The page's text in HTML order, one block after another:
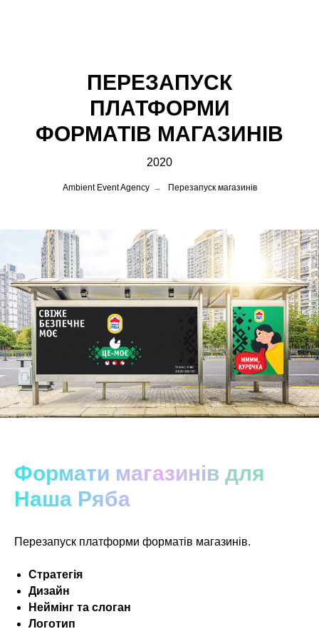
ПЕРЕЗАПУСК
ПЛАТФОРМИ
ФОРМАТІВ МАГАЗИНІВ
2020
Ambient Event Agency → Перезапуск магазинів
Формати магазинів для
Наша Ряба
Перезапуск платформи форматів магазинів.
Стратегія
Дизайн
Неймінг та слоган
Логотип